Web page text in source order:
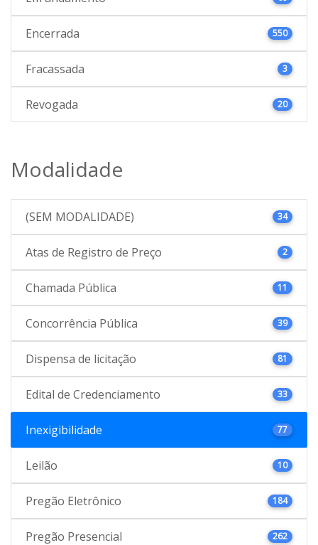
Encerrada 550
Fracassada 3
Revogada 20
Modalidade
(SEM MODALIDADE) 34
Atas de Registro de Preço 2
Chamada Pública 11
Concorrência Pública 39
Dispensa de licitação 81
Edital de Credenciamento 33
Inexigibilidade 77
Leilão 10
Pregão Eletrônico 184
Pregão Presencial 262